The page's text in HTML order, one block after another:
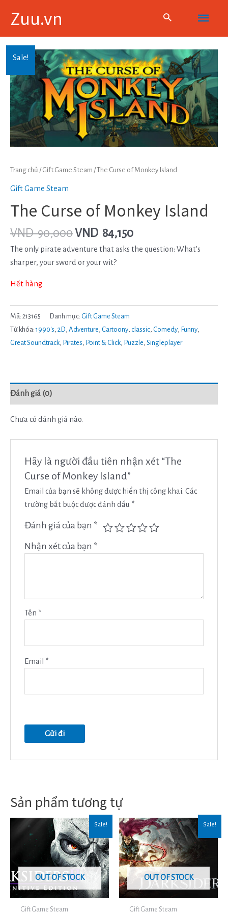
Zuu.vn
Main
Menu
Sale!
Trang chủ /Gift Game Steam / The Curse of Monkey Island
Gift Game Steam
The Curse of Monkey Island
VND90,000VND 84,150
The only pirate adventure that asks the question: What’s
sharper, your sword or your wit?
Hết hàng
Mã: 213165 Danh mục: Gift Game Steam
Từ khóa: 1990's 2D Adventure Cartoony classic Comedy Funny
Great Soundtrack Pirates Point & Click Puzzle Singleplayer
Đánh giá (0)
Chưa có đánh giá nào.
Hãy là người đầu tiên nhận xét “The
Curse of Monkey Island”
Email của bạn sẽ không được hiển thị công khai. Các
trường bắt buộc được đánh dấu *
Đánh giá của bạn *
Nhận xét của bạn *
Tên *
Email *
Sản phẩm tương tự
Sale!
OUT OF STOCK
Gift Game Steam
Sale!
OUT OF STOCK
Gift Game Steam